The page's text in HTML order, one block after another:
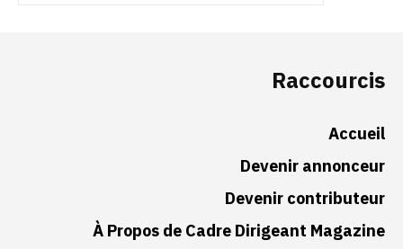
Raccourcis
Accueil
Devenir annonceur
Devenir contributeur
À Propos de Cadre Dirigeant Magazine